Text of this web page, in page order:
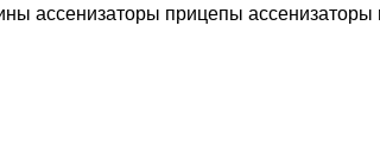
ассенизаторы прицепы ассенизаторы